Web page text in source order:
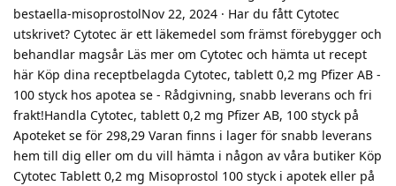
bestaella-misoprostolNov 22, 2024 · Har du fått Cytotec
utskrivet? Cytotec är ett läkemedel som främst förebygger och
behandlar magsår Läs mer om Cytotec och hämta ut recept
här Köp dina receptbelagda Cytotec, tablett 0,2 mg Pfizer AB -
100 styck hos apotea se - Rådgivning, snabb leverans och fri
frakt!Handla Cytotec, tablett 0,2 mg Pfizer AB, 100 styck på
Apoteket se för 298,29 Varan finns i lager för snabb leverans
hem till dig eller om du vill hämta i någon av våra butiker Köp
Cytotec Tablett 0,2 mg Misoprostol 100 styck i apotek eller på